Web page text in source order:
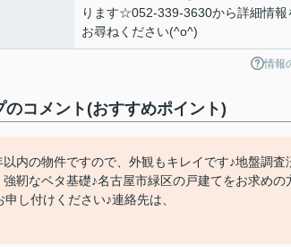
ります☆052-339-3630から詳細情報
お尋ねください(^o^)
情報
コメント(おすすめポイント)
内の物件ですので、外観もキレイです♪地盤調査
靭なベタ基礎♪名古屋市緑区の戸建てをお求めの
し付けください♪連絡先は、